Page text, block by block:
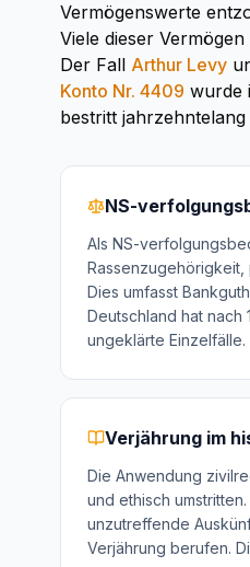
Vermögenswerte
Viele dieser
Der Fall Arthur Levy
Konto Nr. 4409 wurde
bestritt jahrzehntelang
NS-
Als NS-
Dies umfasst
Deutschland hat nach
ungeklärte Einzelfälle.
Verjährung im
Die Anwendung
und ethisch
unzutreffende
Verjährung berufen.